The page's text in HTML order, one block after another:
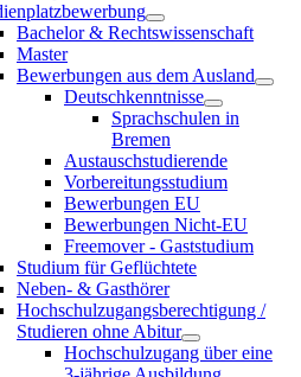
Bachelor & Rechtswissenschaft
Master
Bewerbungen aus dem Ausland
Deutschkenntnisse
Sprachschulen in
Bremen
Austauschstudierende
Vorbereitungsstudium
Bewerbungen EU
Bewerbungen Nicht-EU
Freemover - Gaststudium
Studium für Geflüchtete
Neben- & Gasthörer
Hochschulzugangsberechtigung /
Studieren ohne Abitur
Hochschulzugang über eine